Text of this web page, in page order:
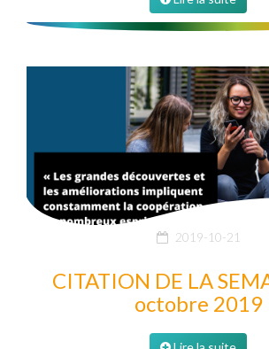
2019-10-21
CITATION DE LA
octobre 2019